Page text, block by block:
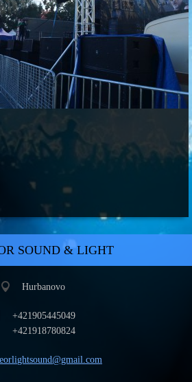
SOUND & LIGHT
Hurbanovo
+421905445049
+421918780824
ghtsound@gmail.com